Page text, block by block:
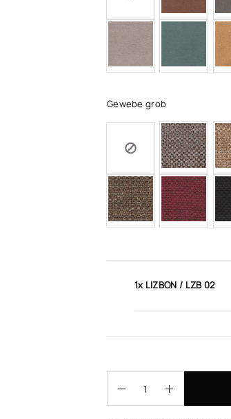
Gewebe grob
1x LIZBON / LZB 02